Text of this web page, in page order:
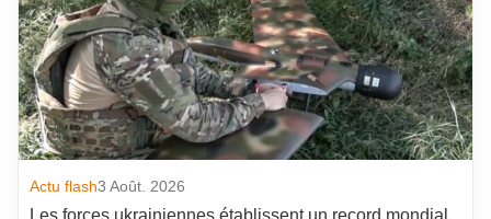
Actu flash3 Août. 2026
Les forces ukrainiennes établissent un record mondial.